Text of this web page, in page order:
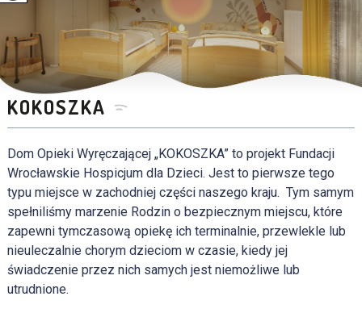
KOKOSZKA
Dom Opieki Wyręczającej „KOKOSZKA” to projekt Fundacji
Wrocławskie Hospicjum dla Dzieci. Jest to pierwsze tego
typu miejsce w zachodniej części naszego kraju. Tym samym
spełniliśmy marzenie Rodzin o bezpiecznym miejscu, które
zapewni tymczasową opiekę ich terminalnie, przewlekle lub
nieuleczalnie chorym dzieciom w czasie, kiedy jej
świadczenie przez nich samych jest niemożliwe lub
utrudnione.